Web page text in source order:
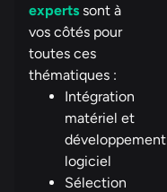
experts sont à
vos côtés pour
toutes ces
thématiques :
Intégration
matériel et
développement
logiciel
Sélection